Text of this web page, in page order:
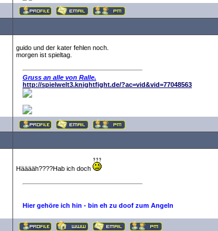
guido und der kater fehlen noch.
morgen ist spieltag.
Gruss an alle von Ralle.
http://spielwelt3.knightfight.de/?ac=vid&vid=77048563
Hääääh????Hab ich doch
Hier gehöre ich hin - bin eh zu doof zum Angeln